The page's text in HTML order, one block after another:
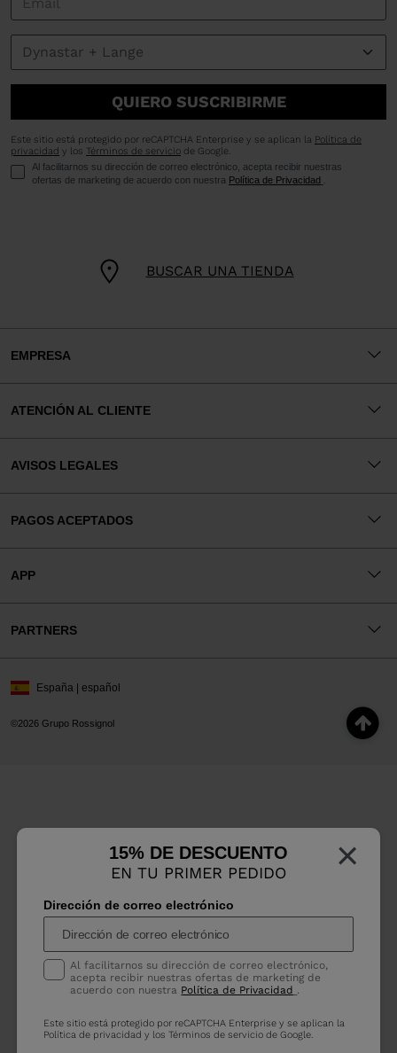
×
15% DE DESCUENTO
EN TU PRIMER PEDIDO
Dirección de correo electrónico
Al facilitarnos su dirección de correo electrónico,
acepta recibir nuestras ofertas de marketing de
acuerdo con nuestra Política de Privacidad .
Este sitio está protegido por reCAPTCHA Enterprise y se aplican la
Política de privacidad y losTérminos de servicio de Google.
BUSCAR UNA TIENDA
QUIERO SUSCRIBIRME
Este sitio está protegido por reCAPTCHA Enterprise y se aplican la Política de
privacidad y los Términos de servicio de Google.
Al facilitarnos su dirección de correo electrónico, acepta recibir nuestras
ofertas de marketing de acuerdo con nuestra Política de Privacidad .
EMPRESA
ATENCIÓN AL CLIENTE
AVISOS LEGALES
PAGOS ACEPTADOS
APP
PARTNERS
©2026 Grupo Rossignol
España | español